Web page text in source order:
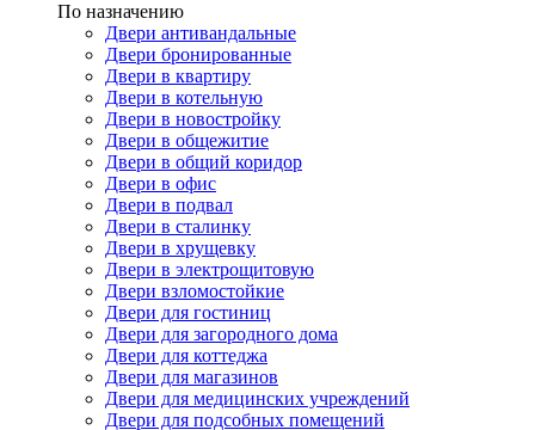
По назначению
Двери антивандальные
Двери бронированные
Двери в квартиру
Двери в котельную
Двери в новостройку
Двери в общежитие
Двери в общий коридор
Двери в офис
Двери в подвал
Двери в сталинку
Двери в хрущевку
Двери в электрощитовую
Двери взломостойкие
Двери для гостиниц
Двери для загородного дома
Двери для коттеджа
Двери для магазинов
Двери для медицинских учреждений
Двери для подсобных помещений